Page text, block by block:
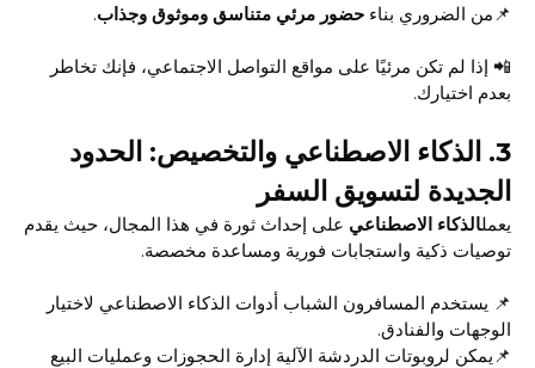
📌من الضروري بناء حضور مرئي متناسق وموثوق وجذاب.
📲 إذا لم تكن مرئيًا على مواقع التواصل الاجتماعي، فإنك تخاطر
بعدم اختيارك.
3.
الذكاء الاصطناعي والتخصيص: الحدود
الجديدة لتسويق السفر
يعملالذكاء الاصطناعي على إحداث ثورة في هذا المجال، حيث يقدم
توصيات ذكية واستجابات فورية ومساعدة مخصصة.
📌 يستخدم المسافرون الشباب أدوات الذكاء الاصطناعي لاختيار
الوجهات والفنادق.
📌يمكن لروبوتات الدردشة الآلية إدارة الحجوزات وعمليات البيع